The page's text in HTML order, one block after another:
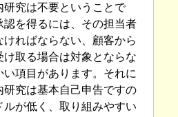
研究は不要ということで
認を得るには、その担当者
ければならない、顧客から
け取る場合は対象とならな
い項目があります。それに
研究は基本自己申告ですの
ルが低く、取り組みやすい